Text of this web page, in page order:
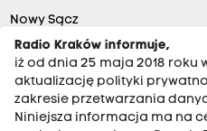
Nowy Sącz
Radio Kraków informuje,
iż od dnia 25 maja 2018 roku
aktualizację polityki
zakresie przetwarzania
Niniejsza informacja ma na